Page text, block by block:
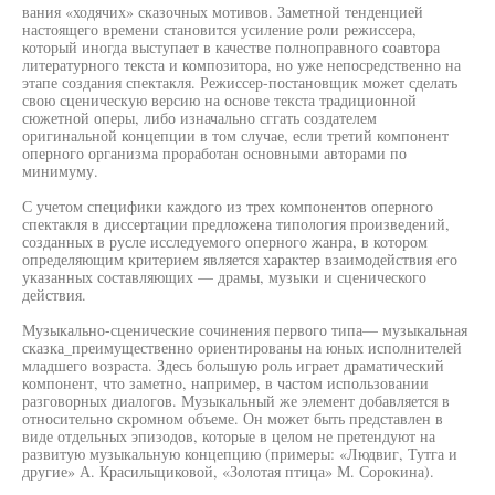
вания «ходячих» сказочных мотивов. Заметной тенденцией
настоящего времени становится усиление роли режиссера,
который иногда выступает в качестве полноправного соавтора
литературного текста и композитора, но уже непосредственно на
этапе создания спектакля. Режиссер-постановщик может сделать
свою сценическую версию на основе текста традиционной
сюжетной оперы, либо изначально сггать создателем
оригинальной концепции в том случае, если третий компонент
оперного организма проработан основными авторами по
минимуму.
С учетом специфики каждого из трех компонентов оперного
спектакля в диссертации предложена типология произведений,
созданных в русле исследуемого оперного жанра, в котором
определяющим критерием является характер взаимодействия его
указанных составляющих — драмы, музыки и сценического
действия.
Музыкально-сценические сочинения первого типа— музыкальная
сказка_преимущественно ориентированы на юных исполнителей
младшего возраста. Здесь большую роль играет драматический
компонент, что заметно, например, в частом использовании
разговорных диалогов. Музыкальный же элемент добавляется в
относительно скромном объеме. Он может быть представлен в
виде отдельных эпизодов, которые в целом не претендуют на
развитую музыкальную концепцию (примеры: «Людвиг, Тутга и
другие» А. Красилыциковой, «Золотая птица» М. Сорокина).